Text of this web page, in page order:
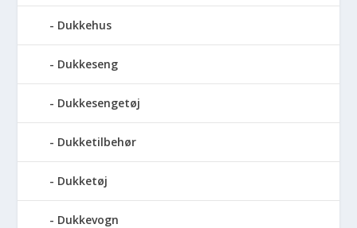
Dukkehus
Dukkeseng
Dukkesengetøj
Dukketilbehør
Dukketøj
Dukkevogn